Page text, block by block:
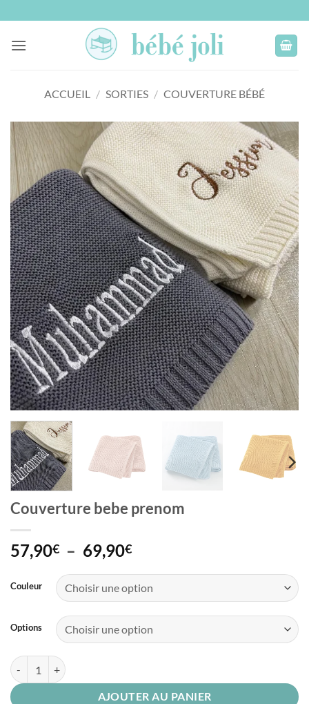
au
contenu
ACCUEIL / SORTIES / COUVERTURE BÉBÉ
Couverture bebe prenom
57,90€ – 69,90€Plage
prix :
57,90€
à
69,90€
Couleur
Options
quantité de Couverture bebe prenom
AJOUTER AU PANIER